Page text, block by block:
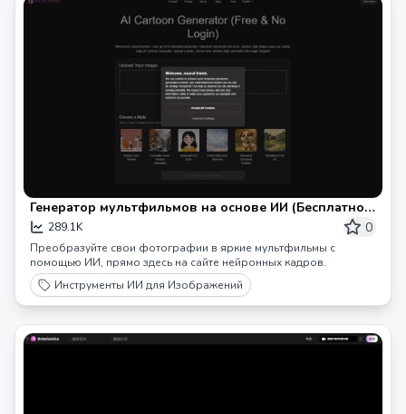
Генератор мультфильмов на основе ИИ (Бесплатно и
без регистрации)
289.1K 0
Преобразуйте свои фотографии в яркие мультфильмы с
помощью ИИ, прямо здесь на сайте нейронных кадров.
Инструменты ИИ для Изображений